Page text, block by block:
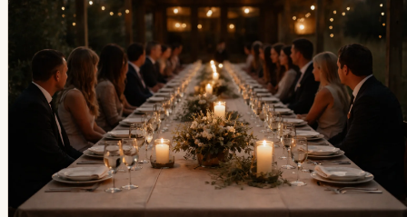
como una estación de belleza, sino como una forma de
celebración moldeada por el ritmo, el clima y la huella
emocional que deja un día soleado.